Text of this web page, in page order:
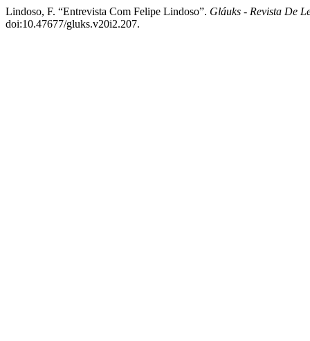
Lindoso, F. “Entrevista Com Felipe Lindoso”. Gláuks - Revista De
doi:10.47677/gluks.v20i2.207.